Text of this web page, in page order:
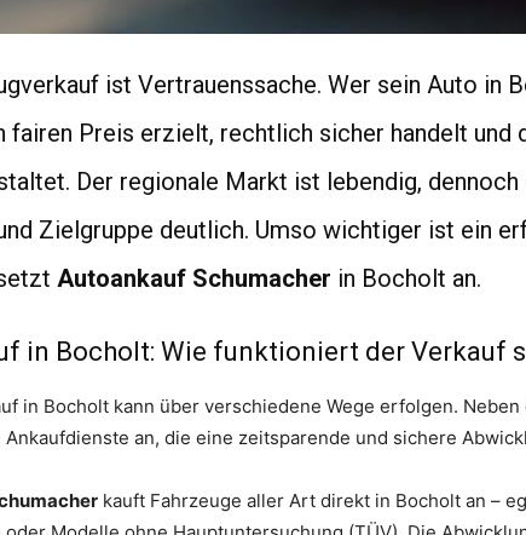
ist Vertrauenssache. Wer sein Auto in
fairen Preis erzielt, rechtlich sicher handelt
Der regionale Markt ist lebendig, dennoch
Zielgruppe deutlich. Umso wichtiger ist ein
Autoankauf Schumacher in Bocholt an.
in Bocholt: Wie funktioniert der Verkauf
in Bocholt kann über verschiedene Wege erfolgen.
an, die eine zeitsparende und sichere
kauft Fahrzeuge aller Art direkt in Bocholt an –